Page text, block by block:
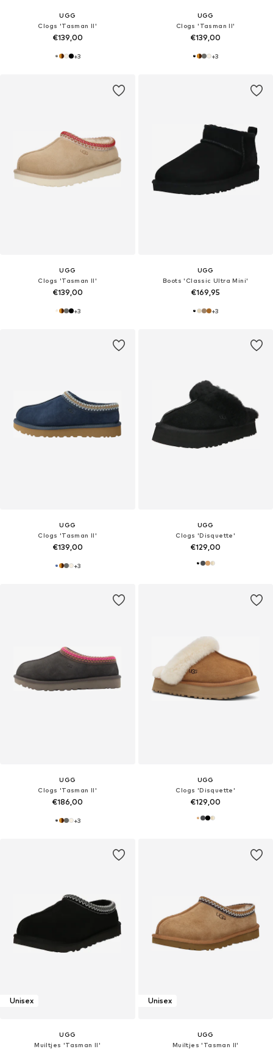
UGG
Clogs 'Tasman II'
€139,00
+3
UGG
Clogs 'Tasman II'
€139,00
+3
UGG
Clogs 'Tasman II'
€139,00
+3
UGG
Boots 'Classic Ultra Mini'
€169,95
+3
UGG
Clogs 'Tasman II'
€139,00
+3
UGG
Clogs 'Disquette'
€129,00
UGG
Clogs 'Tasman II'
€186,00
+3
UGG
Clogs 'Disquette'
€129,00
Unisex
UGG
Muiltjes 'Tasman II'
Unisex
UGG
Muiltjes 'Tasman II'